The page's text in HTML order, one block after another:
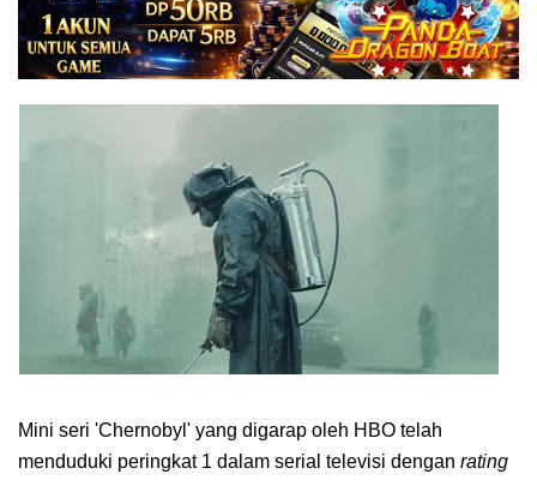
Mini seri 'Chernobyl' yang digarap oleh HBO telah
menduduki peringkat 1 dalam serial televisi dengan rating